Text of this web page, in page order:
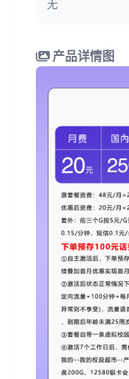
无
产品详情图